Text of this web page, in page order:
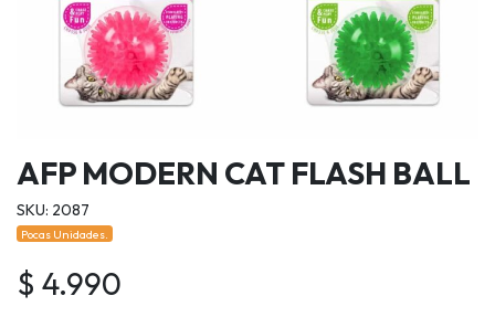
AFP MODERN CAT FLASH BALL
SKU: 2087
Pocas Unidades.
$ 4.990